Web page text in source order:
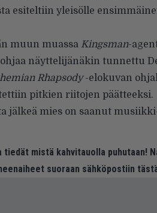
esiteltiin yleisölle
muun muassa Kingsman-
näyttelijänäkin tunnettu
Rhapsody-elokuvan
pitkien riitojen päätteeksi.
jälkeä mies on saanut
mistä kahvitauolla puhutaan!
suoraan sähköpostiin